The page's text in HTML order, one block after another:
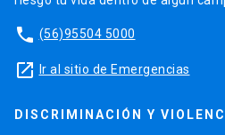
phone (56)95504 5000
launch Ir al sitio de Emergencias
DISCRIMINACIÓN Y